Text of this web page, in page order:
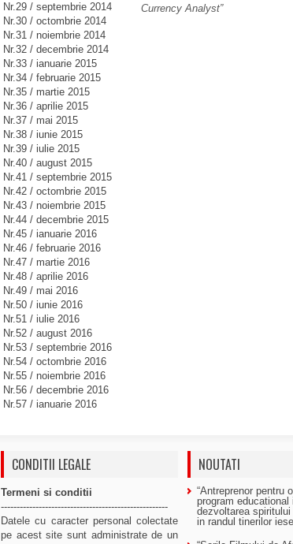
Currency Analyst”
Nr.29 / septembrie 2014
Nr.30 / octombrie 2014
Nr.31 / noiembrie 2014
Nr.32 / decembrie 2014
Nr.33 / ianuarie 2015
Nr.34 / februarie 2015
Nr.35 / martie 2015
Nr.36 / aprilie 2015
Nr.37 / mai 2015
Nr.38 / iunie 2015
Nr.39 / iulie 2015
Nr.40 / august 2015
Nr.41 / septembrie 2015
Nr.42 / octombrie 2015
Nr.43 / noiembrie 2015
Nr.44 / decembrie 2015
Nr.45 / ianuarie 2016
Nr.46 / februarie 2016
Nr.47 / martie 2016
Nr.48 / aprilie 2016
Nr.49 / mai 2016
Nr.50 / iunie 2016
Nr.51 / iulie 2016
Nr.52 / august 2016
Nr.53 / septembrie 2016
Nr.54 / octombrie 2016
Nr.55 / noiembrie 2016
Nr.56 / decembrie 2016
Nr.57 / ianuarie 2016
CONDITII LEGALE
Termeni si conditii
-----------------------------------------------------
Datele cu caracter personal colectate
pe acest site sunt administrate de un
NOUTATI
“Antreprenor pentru
program
dezvoltarea spiritului
in randul tinerilor